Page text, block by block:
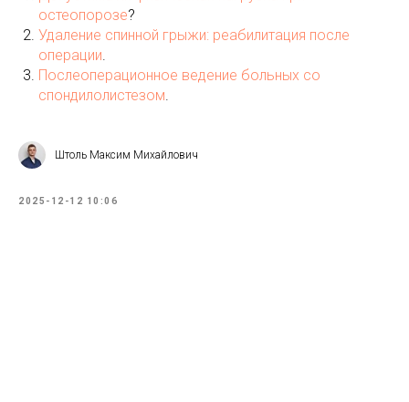
остеопорозе?
Удаление спинной грыжи: реабилитация после
операции.
Послеоперационное ведение больных со
спондилолистезом.
Штоль Максим Михайлович
2025-12-12 10:06